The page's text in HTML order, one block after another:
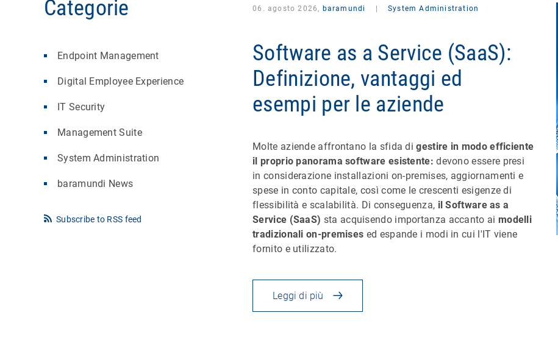
Categorie
Endpoint Management
Digital Employee Experience
IT Security
Management Suite
System Administration
baramundi News
Subscribe to RSS feed
06. agosto 2026, baramundi System Administration
Software as a Service (SaaS):
Definizione, vantaggi ed
esempi per le aziende
Molte aziende affrontano la sfida digestire in modo efficiente
il proprio panorama software esistente: devono essere presi
in considerazione installazioni on-premises, aggiornamenti e
spese in conto capitale, così come le crescenti esigenze di
flessibilità e scalabilità. Di conseguenza, il Software as a
Service (SaaS) sta acquisendo importanza accanto ai modelli
tradizionali on-premises ed espande i modi in cui l'IT viene
fornito e utilizzato.
Leggi di più